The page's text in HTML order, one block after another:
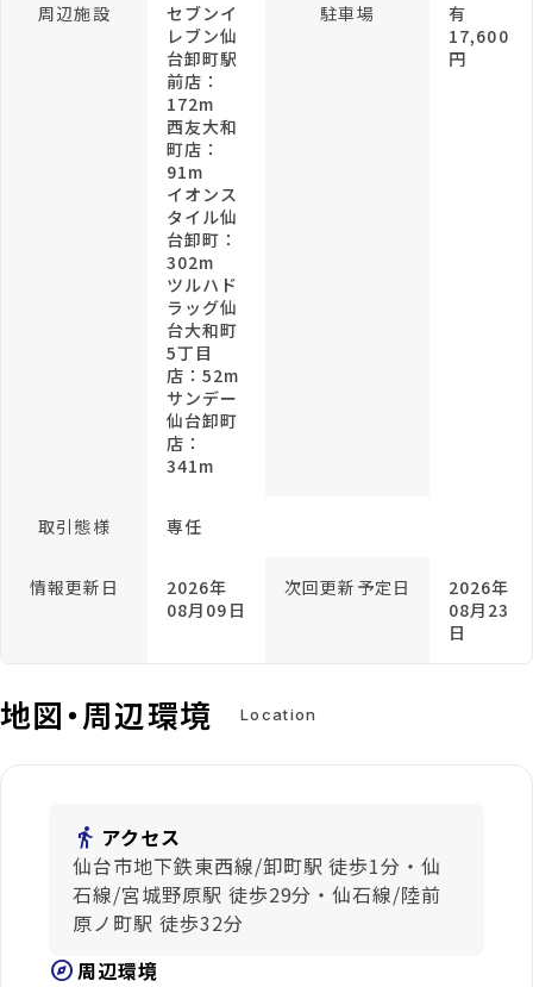
周辺施設
セブンイ
レブン仙
台卸町駅
前店：
172m
西友大和
町店：
91m
イオンス
タイル仙
台卸町：
302m
ツルハド
ラッグ仙
台大和町
5丁目
店：52m
サンデー
仙台卸町
店：
341m
駐車場
有
17,600
円
取引態様 専任
情報更新日
2026年
08月09日
次回更新予定日
2026年
08月23
日
地図・周辺環境 Location
directions_walk アクセス
仙台市地下鉄東西線/卸町駅 徒歩1分・仙
石線/宮城野原駅 徒歩29分・仙石線/陸前
原ノ町駅 徒歩32分
explore周辺環境